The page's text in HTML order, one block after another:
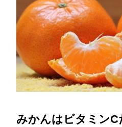
みかんはビタミン